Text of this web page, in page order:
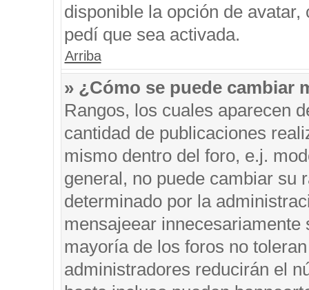
disponible la opción de
pedí que sea activada.
Arriba
» ¿Cómo se puede cambiar
Rangos, los cuales aparecen
cantidad de publicaciones
mismo dentro del foro, e.j.
general, no puede cambiar su
determinado por la
mensajeear
mayoría de los foros no
administradores reducirán el